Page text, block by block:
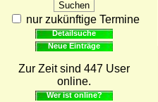
nur zukünftige Termine
Detailsuche
Neue Einträge
Zur Zeit sind 447 User
online.
Wer ist online?